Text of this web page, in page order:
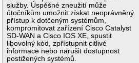
služby. Úspěšné zneužití může
útočníkům umožnit získat neoprávněný
přístup k dotčeným systémům,
kompromitovat zařízení Cisco Catalyst
SD-WAN a Cisco IOS XE, spustit
libovolný kód, zpřístupnit citlivé
informace nebo narušit dostupnost
postižených systémů.